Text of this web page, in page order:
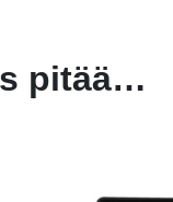
pitää…